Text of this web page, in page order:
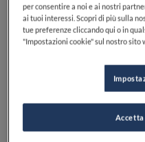
Via Giuseppe Giulietti, 21A
per consentire a noi e ai nostri
ai tuoi interessi. Scopri di più sulla
tue preferenze cliccando qui o in
"Impostazioni cookie" sul nostro sito